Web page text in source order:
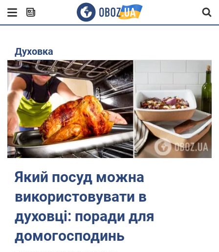
духовка
Який посуд можна
використовувати в
духовці: поради для
домогосподинь